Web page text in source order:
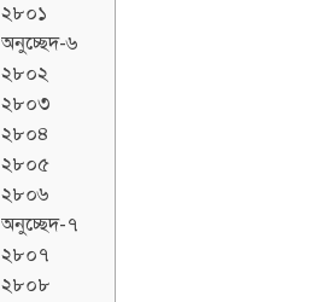
২৮০১
অনুচ্ছেদ-৬
২৮০২
২৮০৩
২৮০৪
২৮০৫
২৮০৬
অনুচ্ছেদ-৭
২৮০৭
২৮০৮